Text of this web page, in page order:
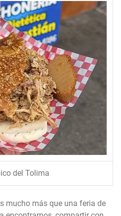
del Tolima
mucho más que una feria de